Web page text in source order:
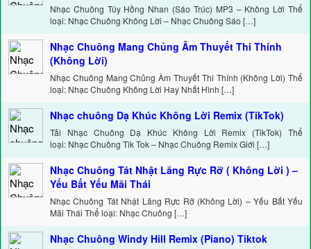
Nhạc Chuông Túy Hồng Nhan (Sáo Trúc) MP3 – Không Lời Thể
loại: Nhạc Chuông Không Lời – Nhạc Chuông Sáo […]
Nhạc Chuông Mang Chủng Âm Thuyết Thi Thính
(Không Lời)
Nhạc Chuông Mang Chủng Âm Thuyết Thi Thính (Không Lời) Thể
loại: Nhạc Chuông Không Lời Hay Nhất Hình […]
Nhạc chuông Dạ Khúc Không Lời Remix (TikTok)
Tải Nhạc Chuông Dạ Khúc Không Lời Remix (TikTok) Thể
loại: Nhạc Chuông Tik Tok – Nhạc Chuông Remix Giới […]
Nhạc Chuông Tát Nhật Lãng Rực Rỡ ( Không Lời ) –
Yếu Bất Yếu Mãi Thái
Nhạc Chuông Tát Nhật Lãng Rực Rỡ (Không Lời) – Yếu Bất Yếu
Mãi Thái Thể loại: Nhạc Chuông […]
Nhạc Chuông Windy Hill Remix (Piano) Tiktok